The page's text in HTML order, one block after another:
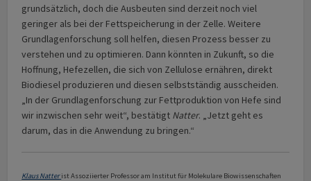
grundsätzlich, doch die Ausbeuten sind derzeit noch viel
geringer als bei der Fettspeicherung in der Zelle. Weitere
Grundlagenforschung soll helfen, diesen Prozess besser zu
verstehen und zu optimieren. Dann könnten in Zukunft, so die
Hoffnung, Hefezellen, die sich von Zellulose ernähren, direkt
Biodiesel produzieren und diesen selbstständig ausscheiden.
„In der Grundlagenforschung zur Fettproduktion von Hefe sind
wir inzwischen sehr weit“, bestätigt Natter. „Jetzt geht es
darum, das in die Anwendung zu bringen.“
Klaus Natter ist Assoziierter Professor am Institut für Molekulare Biowissenschaften